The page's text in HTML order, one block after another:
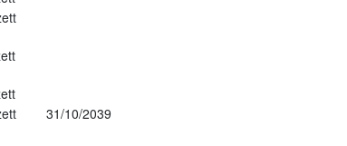
31/10/2039